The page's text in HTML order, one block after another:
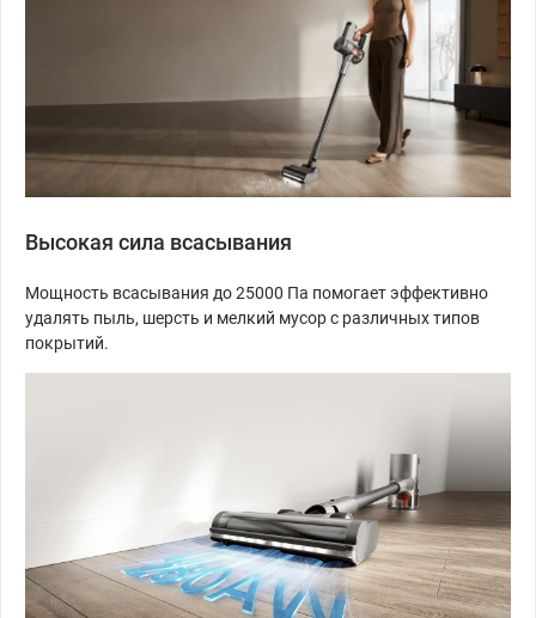
Высокая сила всасывания
Мощность всасывания до 25000 Па помогает эффективно
удалять пыль, шерсть и мелкий мусор с различных типов
покрытий.